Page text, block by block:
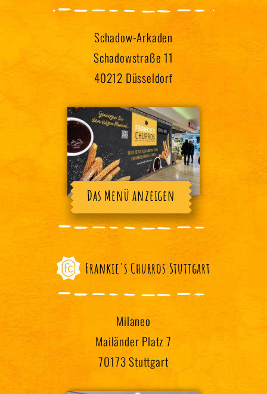
Schadow-Arkaden
Schadowstraße 11
40212 Düsseldorf
Das Menü anzeigen
Frankie's Churros Stuttgart
Milaneo
Mailänder Platz 7
70173 Stuttgart